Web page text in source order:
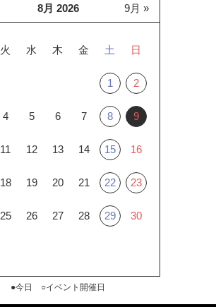
8月 2026
火 水 木 金 土 日
1 2
4 5 6 7 8 9
11 12 13 14 15 16
18 19 20 21 22 23
25 26 27 28 29 30
9月 »
●今日 ○イベント開催日